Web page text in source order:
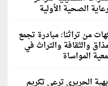
الصحية الأولية
من تراثنا: مبادرة تجمع
والثقافة والتراث في
المواساة
بهية الحريري ترعى تكريم